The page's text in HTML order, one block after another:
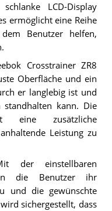
LCD-Display
ermöglicht eine Reihe
Benutzer helfen,
Crosstrainer ZR8
Oberfläche und ein
er langlebig ist und
standhalten kann. Die
eine zusätzliche
Leistung zu
der einstellbaren
die Benutzer ihr
und die gewünschte
sichergestellt, dass